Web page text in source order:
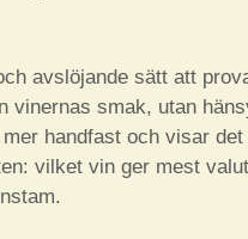
avslöjande sätt att
vinernas smak, utan
handfast och visar
vilket vin ger mest